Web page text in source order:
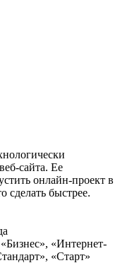
сайта. Ее
онлайн-проект в
сделать быстрее.
«Бизнес», «Интернет-
«Старт»